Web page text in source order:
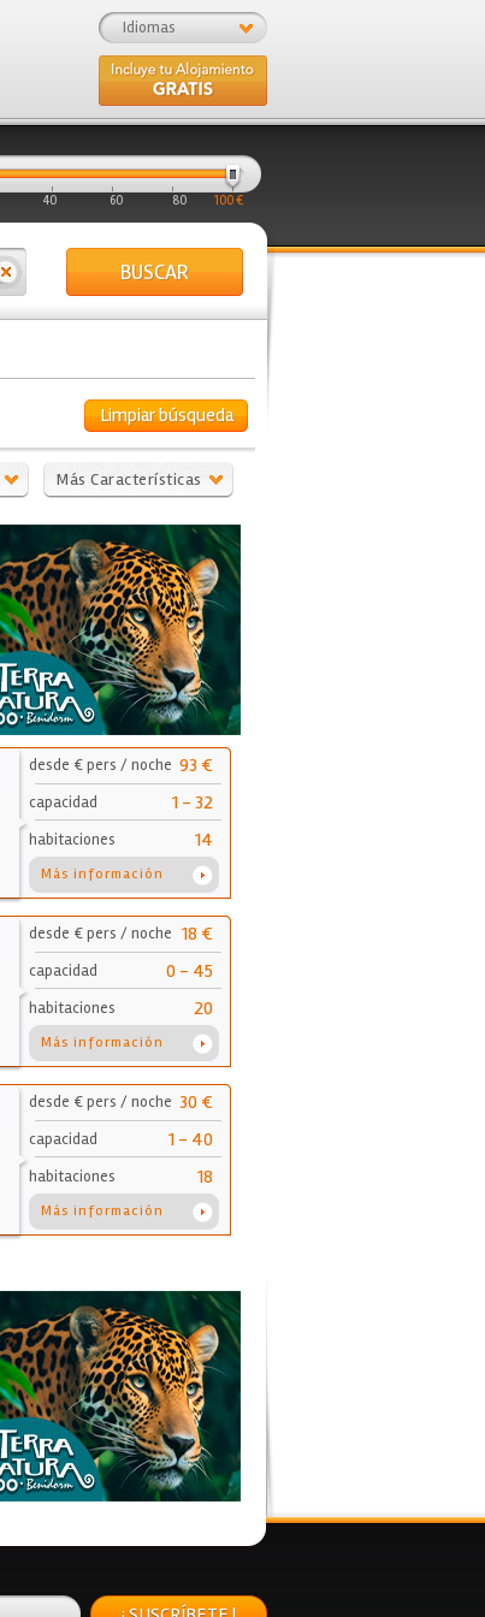
Idiomas
40 60 80 100 €
BUSCAR
Limpiar búsqueda
Más Características
desde € pers / noche 93 €
capacidad 1 - 32
habitaciones 14
Más información
desde € pers / noche 18 €
capacidad 0 - 45
habitaciones 20
Más información
desde € pers / noche 30 €
capacidad 1 - 40
habitaciones 18
Más información